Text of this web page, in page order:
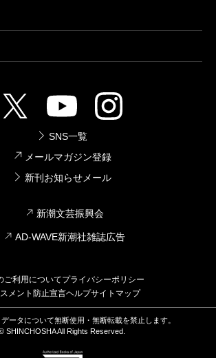
SNS一覧
メールマガジン登録
新刊お知らせメール
新潮文芸振興会
AD-WAVE新潮社雑誌広告
ご利用についてプライバシーポリシー
メント防止宣言ヘルプサイトマップ
ータについて無断使用・無断転載を禁止します。
SHINCHOSHA All Rights Reserved.